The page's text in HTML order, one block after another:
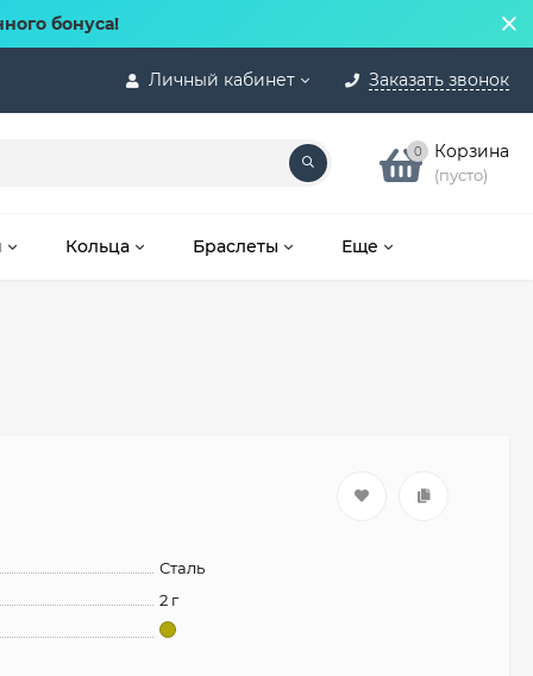
бонуса!
Личный кабинет Заказать звонок
0 Корзина
(пусто)
Кольца Браслеты Еще
Сталь
2 г